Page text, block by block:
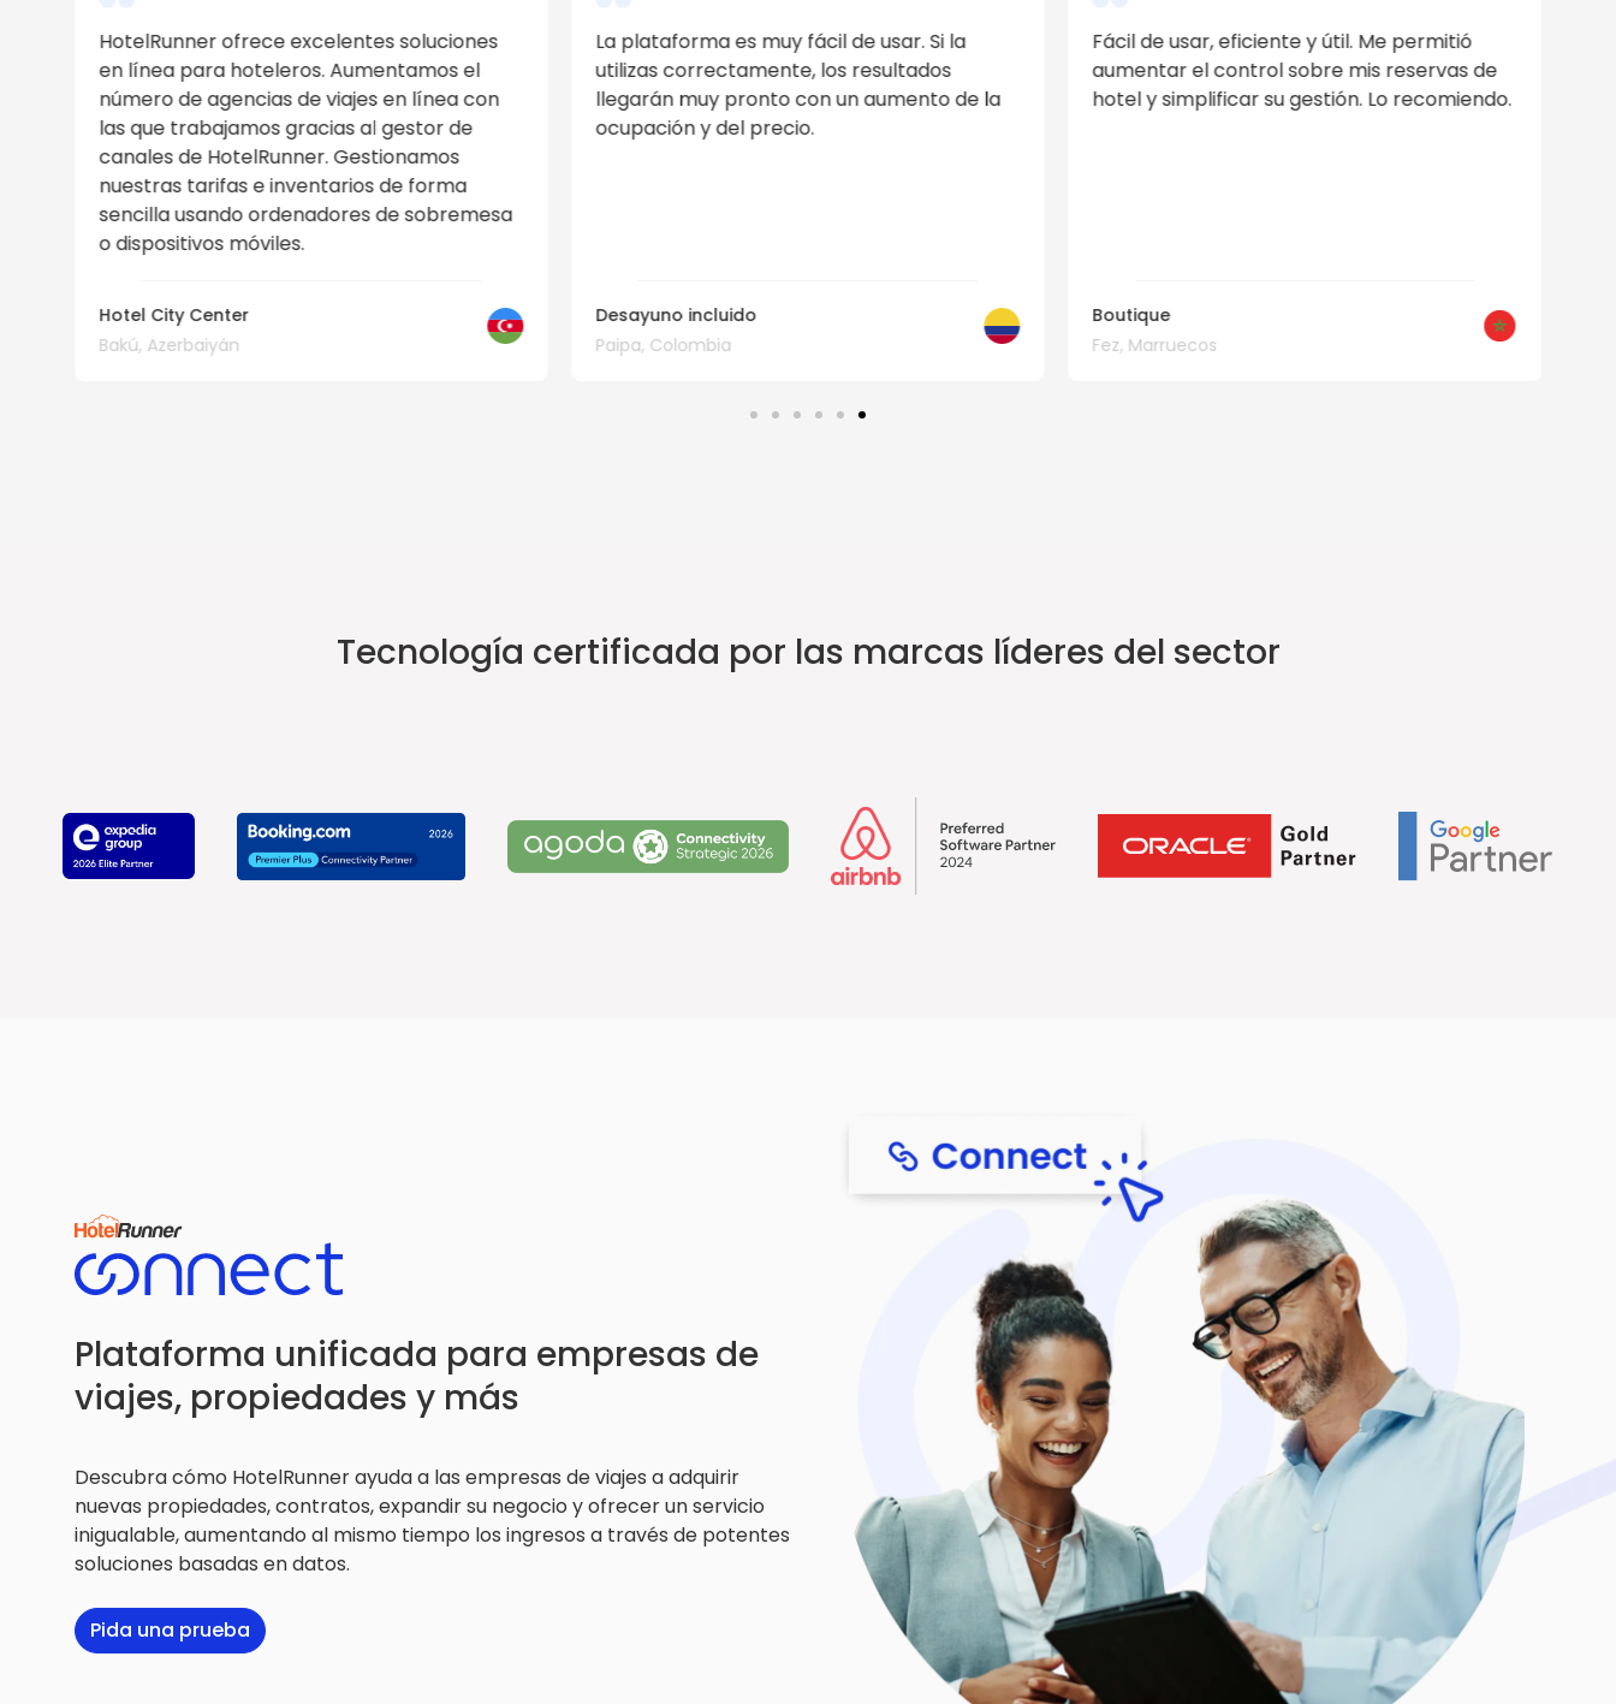
La plataforma es muy fácil de usar. Si la
utilizas correctamente, los resultados
llegarán muy pronto con un aumento de la
ocupación y del precio.
Desayuno incluido
Paipa, Colombia
Fácil de usar, eficiente y útil. Me permitió
aumentar el control sobre mis reservas de
hotel y simplificar su gestión. Lo recomiendo.
Boutique
Fez, Marruecos
Su servicio de atención al cliente es
excelente. Puedes gestionar todos los
detalles sobre habitaciones, tarifas,
Desayuno incluido
Estambul, Turquía
Tecnología certificada por las marcas líderes del sector
Plataforma unificada para empresas de
viajes, propiedades y más
Descubra cómo HotelRunner ayuda a las empresas de viajes a adquirir
nuevas propiedades, contratos, expandir su negocio y ofrecer un servicio
inigualable, aumentando al mismo tiempo los ingresos a través de potentes
soluciones basadas en datos.
Pida una prueba